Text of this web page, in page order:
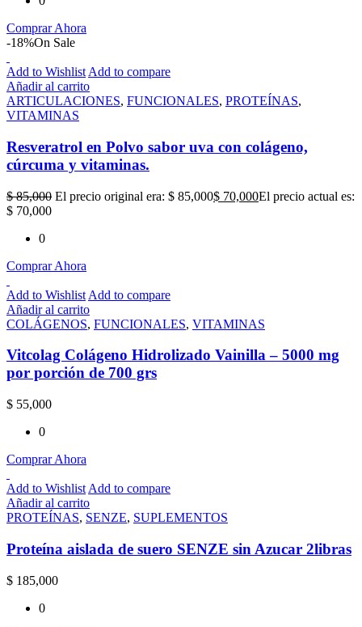
Comprar Ahora
-18%On Sale
Add to Wishlist Add to compare
Añadir al carrito
ARTICULACIONES, FUNCIONALES, PROTEÍNAS,
VITAMINAS
Resveratrol en Polvo sabor uva con colágeno,
cúrcuma y vitaminas.
$85,000 El precio original era: $ 85,000$ 70,000El precio actual es:
$ 70,000
0
Comprar Ahora
Add to Wishlist Add to compare
Añadir al carrito
COLÁGENOS, FUNCIONALES, VITAMINAS
Vitcolag Colágeno Hidrolizado Vainilla – 5000 mg
por porción de 700 grs
$ 55,000
0
Comprar Ahora
Add to Wishlist Add to compare
Añadir al carrito
PROTEÍNAS, SENZE, SUPLEMENTOS
Proteína aislada de suero SENZE sin Azucar 2libras
$ 185,000
0